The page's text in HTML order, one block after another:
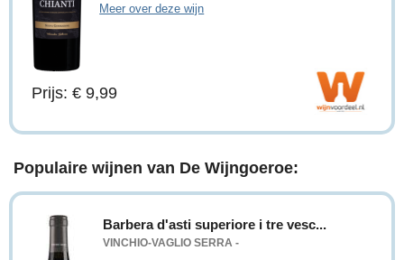
Meer over deze wijn
Prijs: € 9,99
Populaire wijnen van De Wijngoeroe:
Barbera d'asti superiore i tre vesc...
VINCHIO-VAGLIO SERRA -